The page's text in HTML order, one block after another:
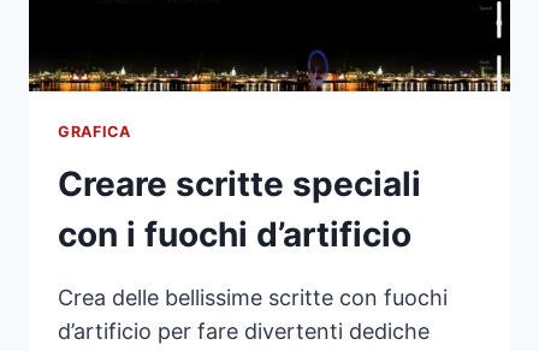
GRAFICA
Creare scritte speciali
con i fuochi d’artificio
Crea delle bellissime scritte con fuochi
d’artificio per fare divertenti dediche